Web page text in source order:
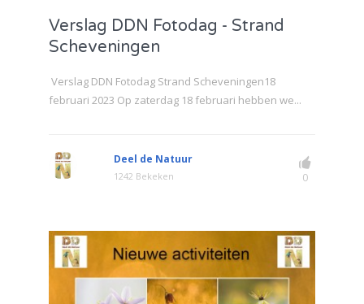
Verslag DDN Fotodag - Strand
Scheveningen
Verslag DDN Fotodag Strand Scheveningen18
februari 2023 Op zaterdag 18 februari hebben we...
Deel de Natuur
1242 Bekeken 0